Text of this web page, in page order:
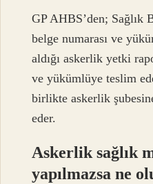
GP AHBS’den; Sağlık
belge numarası ve
aldığı askerlik yetki
ve yükümlüye teslim
birlikte askerlik
eder.
Askerlik sağlık
yapılmazsa ne